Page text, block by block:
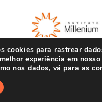
cookies para rastrear
experiência em
nos dados, vá para as